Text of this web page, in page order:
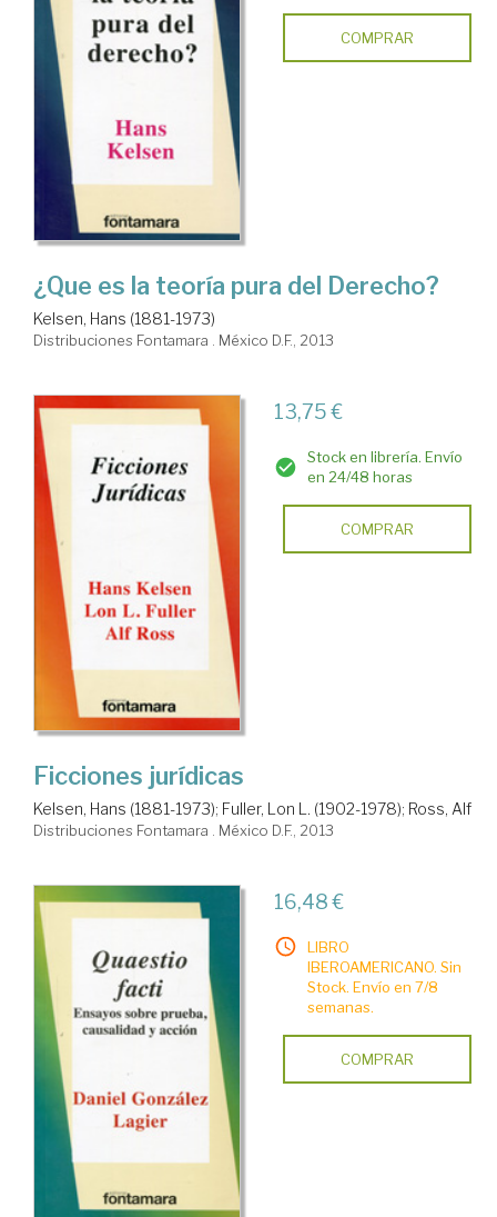
COMPRAR
¿Que es la teoría pura del Derecho?
Kelsen, Hans (1881-1973)
Distribuciones Fontamara . México D.F., 2013
13,75 €
Stock en librería. Envío
en 24/48 horas
COMPRAR
Ficciones jurídicas
Kelsen, Hans (1881-1973); Fuller, Lon L. (1902-1978); Ross, Alf
Distribuciones Fontamara . México D.F., 2013
16,48 €
LIBRO
IBEROAMERICANO. Sin
Stock. Envío en 7/8
semanas.
COMPRAR